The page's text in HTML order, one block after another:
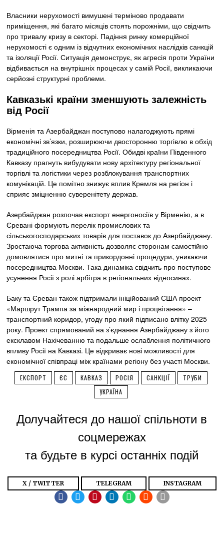
Власники нерухомості вимушені терміново продавати
приміщення, які багато місяців стоять порожніми, що свідчить
про тривалу кризу в секторі. Падіння ринку комерційної
нерухомості є одним із відчутних економічних наслідків санкцій
та ізоляції Росії. Ситуація демонструє, як агресія проти України
відбивається на внутрішніх процесах у самій Росії, викликаючи
серйозні структурні проблеми.
Кавказькі країни зменшують залежність
від Росії
Вірменія та Азербайджан поступово налагоджують прямі
економічні зв’язки, розширюючи двосторонню торгівлю в обхід
традиційного посередництва Росії. Обидві країни Південного
Кавказу прагнуть вибудувати нову архітектуру регіональної
торгівлі та логістики через розблокування транспортних
комунікацій. Це помітно знижує вплив Кремля на регіон і
сприяє зміцненню суверенітету держав.
Азербайджан розпочав експорт енергоносіїв у Вірменію, а в
Єревані формують перелік промислових та
сільськогосподарських товарів для поставок до Азербайджану.
Зростаюча торгова активність дозволяє сторонам самостійно
домовлятися про митні та прикордонні процедури, уникаючи
посередництва Москви. Така динаміка свідчить про поступове
усунення Росії з ролі арбітра в регіональних відносинах.
Баку та Єреван також підтримали ініційований США проект
«Маршрут Трампа за міжнародний мир і процвітання» –
транспортний коридор, угоду про який підписано влітку 2025
року. Проект спрямований на з’єднання Азербайджану з його
ексклавом Нахічеванню та подальше ослаблення політичного
впливу Росії на Кавказі. Це відкриває нові можливості для
економічної співпраці між країнами регіону без участі Москви.
ЕКСПОРТ ЄС КАВКАЗ РОСІЯ САНКЦІЇ
ТРУБИ
УКРАЇНА
Долучайтеся до нашої спільноти в
соцмережах
та будьте в курсі останніх подій
X / TWITTER TELEGRAM INSTAGRAM